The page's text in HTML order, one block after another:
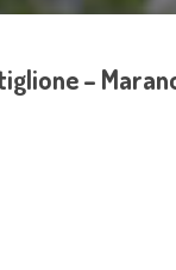
–